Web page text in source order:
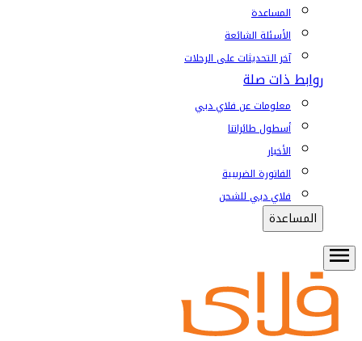
المساعدة
الأسئلة الشائعة
آخر التحديثات على الرحلات
روابط ذات صلة
معلومات عن فلاي دبي
أسطول طائراتنا
الأخبار
الفاتورة الضريبية
فلاي دبي للشحن
المساعدة